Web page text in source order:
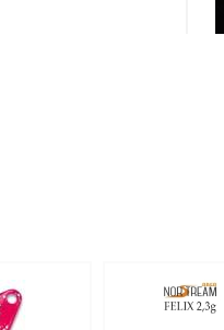
на
эта версия
Felix